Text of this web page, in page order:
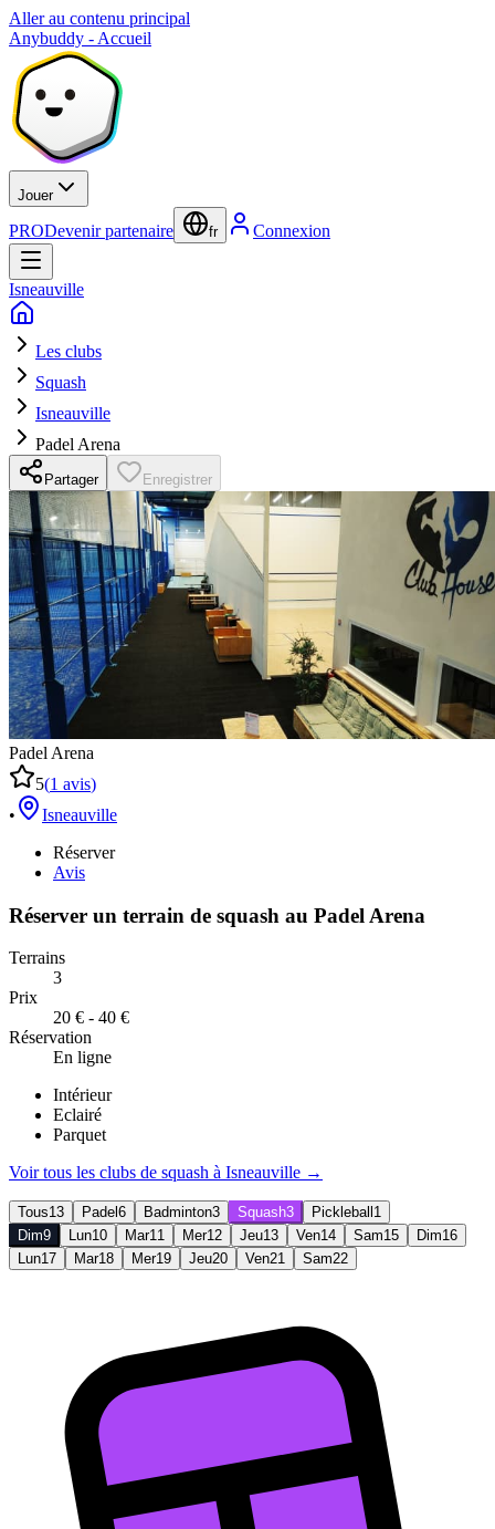
Aller au contenu principal
Anybuddy - Accueil
Jouer
PRODevenir partenaire fr Connexion
Isneauville
Les clubs
Squash
Isneauville
Padel Arena
Partager Enregistrer
Padel Arena
5(1 avis)
•
Isneauville
Réserver
Avis
Réserver un terrain de squash au Padel Arena
Terrains
3
Prix
20 € - 40 €
Réservation
En ligne
Intérieur
Eclairé
Parquet
Voir tous les clubs de squash à Isneauville →
Tous13 Padel 6 Badminton3 Squash3 Pickleball 1
Dim9 Lun10 Mar11 Mer12 Jeu13 Ven14 Sam15 Dim16
Lun17 Mar18 Mer19 Jeu20 Ven21 Sam22